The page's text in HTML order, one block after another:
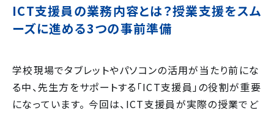
ICT支援員の業務内容とは？授業支援をスム
ーズに進める3つの事前準備
学校現場でタブレットやパソコンの活用が当たり前にな
る中、先生方をサポートする「ICT支援員」の役割が重要
になっています。 今回は、ICT支援員が実際の授業でど